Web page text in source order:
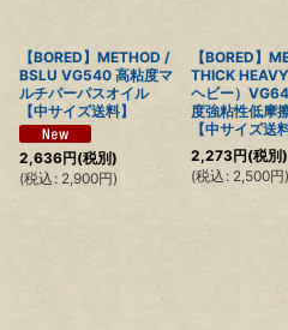
【BORED】METHOD /
BSLU VG540 高粘度マ
ルチパーパスオイル
【中サイズ送料】
2,636円(税別)
(税込 : 2,900円)
【BORED】
THICK
ヘビー）
度強粘性低摩
【中サイズ送
2,273円(税別)
(税込 : 2,500円)